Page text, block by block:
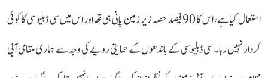
استعمال کیا ہے، اس کا 90 فیصد حصہ زیر زمین پانی ہی تھا اور اس میں سی ڈبلیو سی کا کوئی
کردار نہیں رہا۔ سی ڈبلیو سی کے باندھوں کے حمایتی رویے کی وجہ سے ہماری مقامی آبی